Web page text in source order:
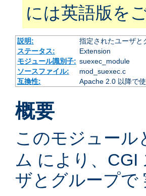
には英語版を
説明:
指定されたユーザと
ステータス:
Extension
モジュール識別子: suexec_module
ソースファイル:
mod_suexec.c
互換性:
Apache 2.0 以降で
概要
このモジュール
ム により、CGI
ザとグループで